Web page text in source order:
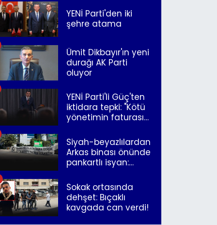
YENİ Parti'den iki
şehre atama
Ümit Dikbayır'ın yeni
durağı AK Parti
oluyor
YENİ Parti'li Güç'ten
iktidara tepki: "Kötü
yönetimin faturasını
Siyah-beyazlılardan
Arkas binası önünde
pankartlı isyan:
İzmir"
Sokak ortasında
dehşet: Bıçaklı
kavgada can verdi!